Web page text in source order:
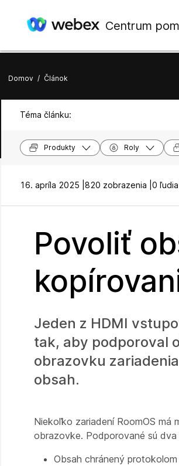
Centrum
Domov / Článok
Téma článku:
Produkty Roly
16. apríla 2025 | 820 zobrazenia | 0
Povoliť
Jeden z HDMI
tak, aby podporoval
obrazovku
obsah.
Niekoľko zariadení RoomOS má
obrazovke. Podporované sú
Obsah chránený